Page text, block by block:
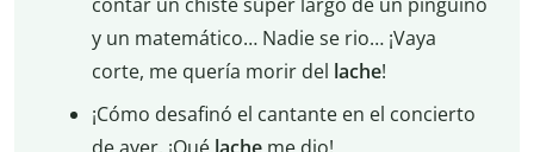
y un matemático… Nadie se rio… ¡Vaya
corte, me quería morir del lache!
¡Cómo desafinó el cantante en el concierto